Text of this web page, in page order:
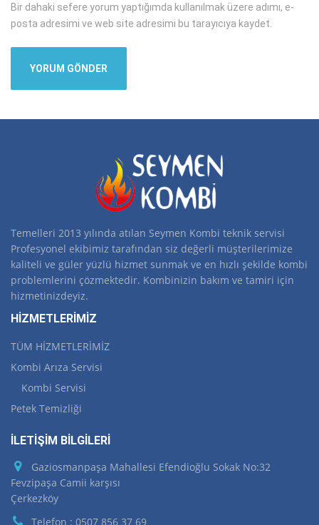
Bir dahaki sefere yorum yaptığımda kullanılmak üzere adımı, e-
posta adresimi ve web site adresimi bu tarayıcıya kaydet.
Temelleri 2013 yılında atılan Seymen Kombi teknik servisi
Profesyonel ekibimiz tarafından siz değerli müşterilerimize
kaliteli ve güler yüzlü hizmet sunmak ve en hızlı şekilde kombi
problemlerini çözmektedir. Kombinizin bakım ve tamiri için
hizmetinizdeyiz.
HİZMETLERİMİZ
TÜM HİZMETLERİMİZ
Kombi Arıza Servisi
Kombi Servisi
Petek Temizliği
İLETİŞİM BİLGİLERİ
Gaziosmanpaşa Mahallesi Efendioğlu Sokak No:32
Fevzipaşa Camii karşısı
Çerkezköy
Telefon : 0507 856 37 69